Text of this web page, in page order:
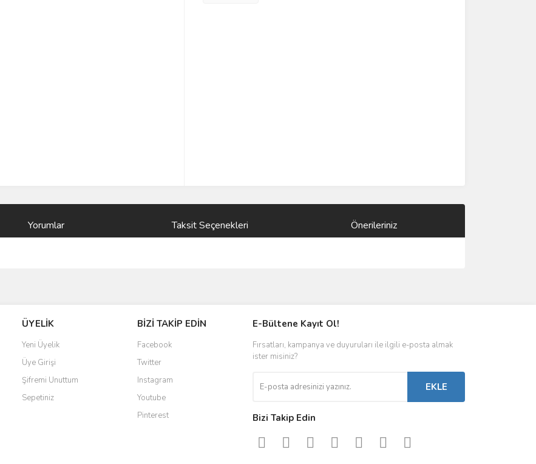
Yorumlar Taksit Seçenekleri Önerileriniz
ÜYELİK
Yeni Üyelik
Üye Girişi
Şifremi Unuttum
Sepetiniz
BİZİ TAKİP EDİN
Facebook
Twitter
Instagram
Youtube
Pinterest
E-Bültene Kayıt Ol!
Fırsatları, kampanya ve duyuruları ile ilgili e-posta almak
ister misiniz?
EKLE
Bizi Takip Edin